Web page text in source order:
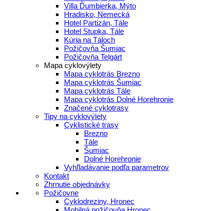
Villa Ďumbierka, Mýto
Hradisko, Nemecká
Hotel Partizán, Tále
Hotel Stupka, Tále
Kúria na Táloch
Požičovňa Šumiac
Požičovňa Telgárt
Mapa cyklovýlety
Mapa cyklotrás Brezno
Mapa cyklotrás Šumiac
Mapa cyklotrás Tále
Mapa cyklotrás Dolné Horehronie
Značené cyklotrasy
Tipy na cyklovýlety
Cyklistické trasy
Brezno
Tále
Šumiac
Dolné Horehronie
Vyhľladávanie podľa parametrov
Kontakt
Zhrnutie objednávky
Požičovne
Cyklodreziny, Hronec